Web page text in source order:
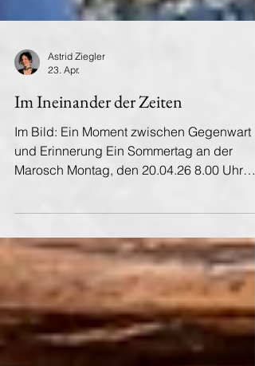
Astrid Ziegler
Im Ineinander der Zeiten
morgens, die Kinder sind weg, die Hunde
geführt, ich sollte etwas schreiben. Ich bin
müde, obwohl der Tag erst begonnen hat.
Vielleicht liegt es daran, dass mein Handy
zum dritten Mal in fünf Minuten vibriert hat,
Nachrichten, Schlagzeilen, Erinnerungen,
Termine prasseln auf mein Hirn ein – alles